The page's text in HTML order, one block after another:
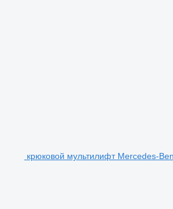
крюковой мультилифт Mercedes-